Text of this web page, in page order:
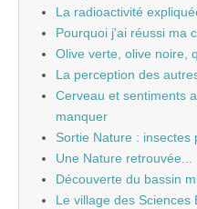
La radioactivité
Pourquoi j'ai réussi ma
Olive verte, olive noire,
La perception des
Cerveau et sentiments
manquer
Sortie Nature : insectes
Une Nature retrouvée...
Découverte du bassin
Le village des Sciences